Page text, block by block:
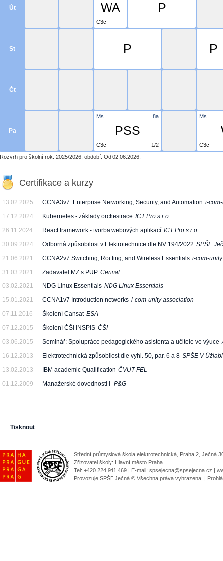
Út WA
C3c
P
St P P
Čt
Pa
8a
Ms
PSS
C3c 1/2
Ms
C3c
Rozvrh pro školní rok: 2025/2026, období: Od 02.06.2026.
Certifikace a kurzy
13.02.2025 CCNA3v7: Enterprise Networking, Security, and Automation i-
17.12.2024
Kubernetes - základy orchestrace ICT Pro s.r.o.
26.11.2024
React framework - tvorba webových aplikací ICT Pro s.r.o.
30.09.2024
Odborná způsobilost v Elektrotechnice dle NV 194/2022 SPŠE
21.06.2021
CCNA2v7 Switching, Routing, and Wireless Essentials i-com-
31.03.2021
Zadavatel MZ s PUP Cermat
03.02.2021
NDG Linux Essentials NDG Linux Essentials
15.01.2021
CCNA1v7 Introduction networks i-com-unity association
07.11.2016
Školení Cansat ESA
07.12.2015
Školení ČŠI INSPIS ČŠI
03.06.2015
Seminář: Spolupráce pedagogického asistenta a učitele ve výuce
16.12.2013
Elektrotechnická způsobilost dle vyhl. 50, par. 6 a 8 SPŠE V
13.02.2013
IBM academic Qualification ČVUT FEL
01.12.2009
Manažerské dovednosti I. P&G
Tisknout
Střední průmyslová škola elektrotechnická, Praha 2, Ječná
Zřizovatel školy: Hlavní město Praha
Tel: +420 224 941 469 | E-mail: spsejecna@spsejecna.cz |
Provozuje SPŠE Ječná © Všechna práva vyhrazena. |